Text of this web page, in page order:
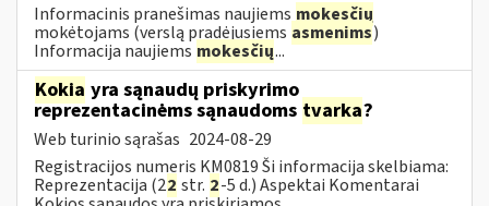
Informacinis pranešimas naujiems mokesčių
mokėtojams (verslą pradėjusiems asmenims)
Informacija naujiems mokesčių...
Kokia yra sąnaudų priskyrimo
reprezentacinėms sąnaudoms tvarka?
Web turinio sąrašas 2024-08-29
Registracijos numeris KM0819 Ši informacija skelbiama:
Reprezentacija (22 str. 2-5 d.) Aspektai Komentarai